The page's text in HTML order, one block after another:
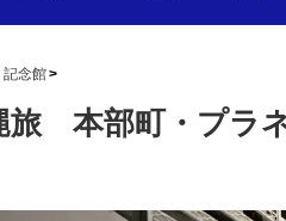
記念館
旅 本部町・プラ